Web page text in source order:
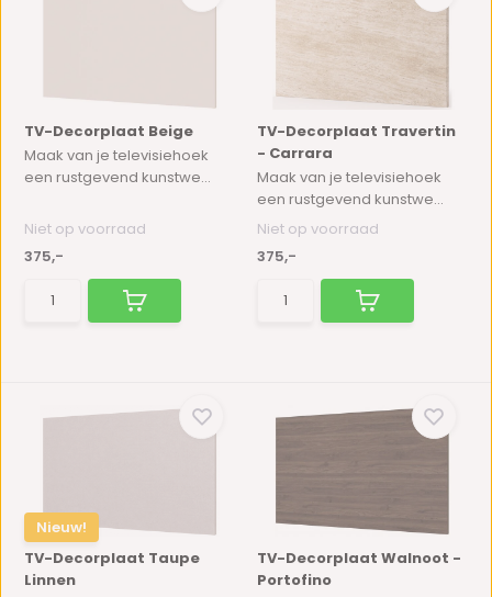
TV-Decorplaat Beige
Maak van je televisiehoek
een rustgevend kunstwe...
Niet op voorraad
375,-
TV-Decorplaat Travertin
- Carrara
Maak van je televisiehoek
een rustgevend kunstwe...
Niet op voorraad
375,-
Nieuw!
TV-Decorplaat Taupe
Linnen
TV-Decorplaat Walnoot -
Portofino